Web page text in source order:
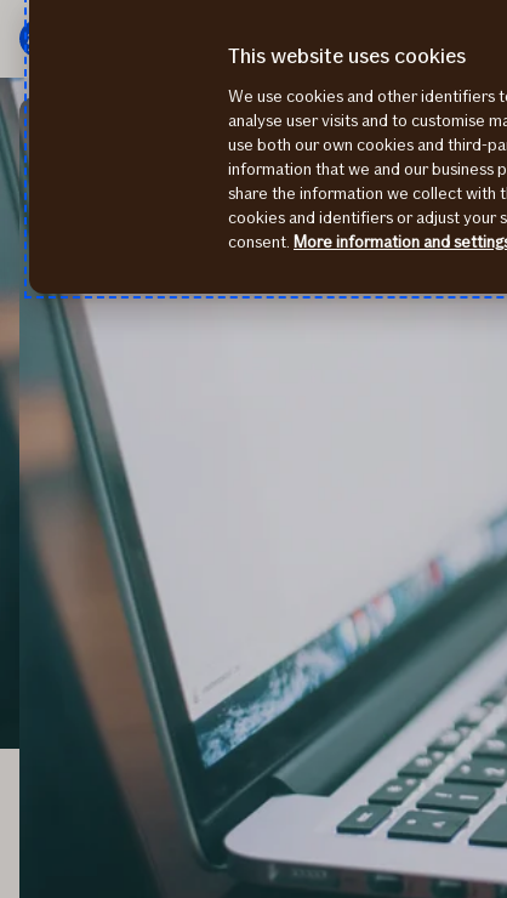
Peamenüü
Edasi
This website uses cookies
We use cookies and other identifiers
analyse user visits and to customise
use both our own cookies and third-
information that we and our business
share the information we collect with
cookies and identifiers or adjust your
consent. More information and